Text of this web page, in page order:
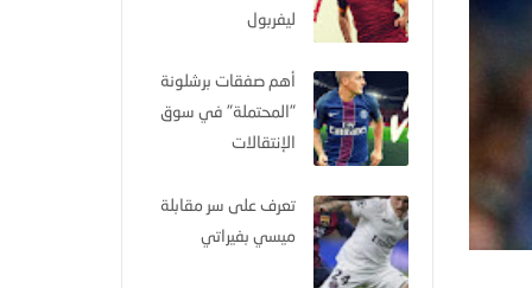
ليفربول
أهم صفقات برشلونة
"المحتملة" في سوق
الإنتقالات
تعرف على سر مقابلة
ميسي بفيراتي